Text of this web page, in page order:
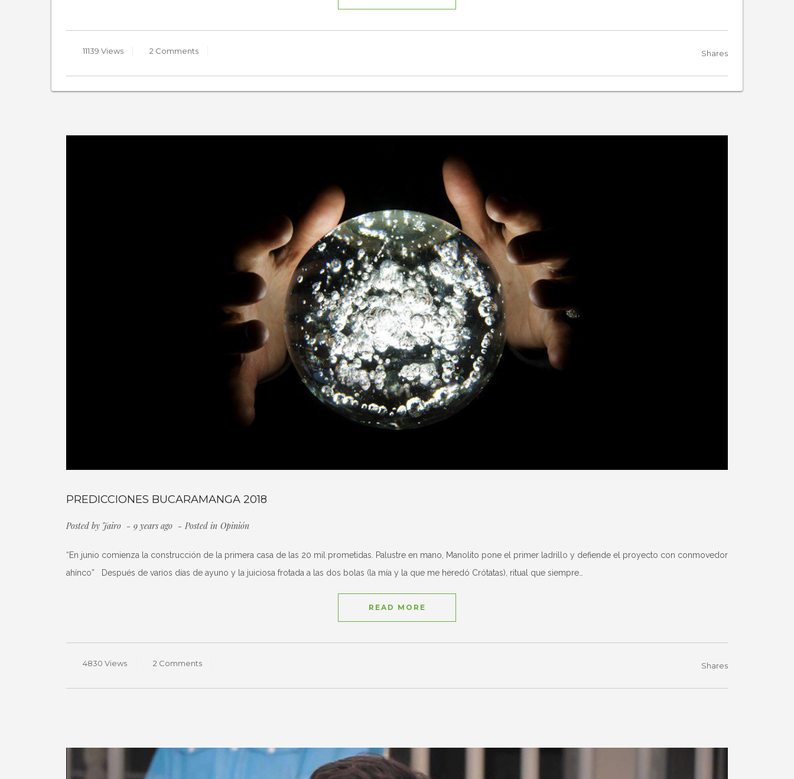
11139 Views 2 Comments Shares
PREDICCIONES BUCARAMANGA 2018
Posted by Jairo 9 years ago Posted in Opinión
“En junio comienza la construcción de la primera casa de las 20 mil prometidas. Palustre en mano, Manolito pone el primer ladrillo y defiende el proyecto con conmovedor
ahínco” Después de varios días de ayuno y la juiciosa frotada a las dos bolas (la mía y la que me heredó Crótatas), ritual que siempre…
READ MORE
4830 Views 2 Comments Shares